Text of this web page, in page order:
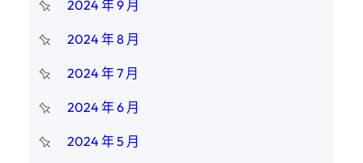
2024 年 9 月
2024 年 8 月
2024 年 7 月
2024 年 6 月
2024 年 5 月